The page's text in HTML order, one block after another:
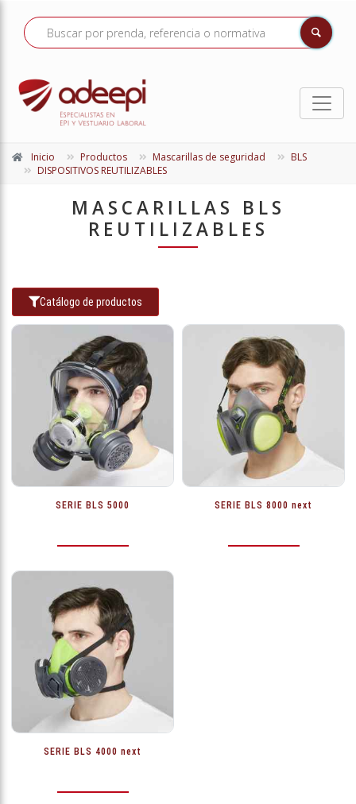
Inicio Productos Mascarillas de seguridad
BLS
DISPOSITIVOS REUTILIZABLES
MASCARILLAS BLS
REUTILIZABLES
Catálogo de productos
SERIE BLS 5000 SERIE BLS 8000 next
SERIE BLS 4000 next